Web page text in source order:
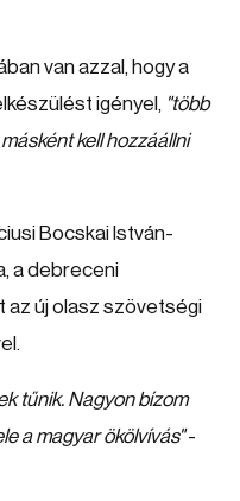
van azzal, hogy a
igényel, "több
kell hozzáállni
Bocskai István-
a debreceni
az új olasz szövetségi
tűnik. Nagyon bízom
a magyar ökölvívás"-